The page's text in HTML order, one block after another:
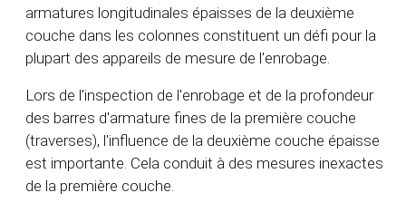
armatures longitudinales épaisses de la deuxième
couche dans les colonnes constituent un défi pour la
plupart des appareils de mesure de l'enrobage.
Lors de l'inspection de l'enrobage et de la profondeur
des barres d'armature fines de la première couche
(traverses), l'influence de la deuxième couche épaisse
est importante. Cela conduit à des mesures inexactes
de la première couche.